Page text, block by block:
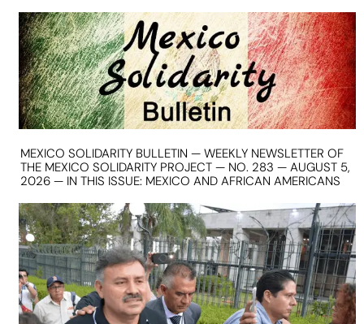
MEXICO SOLIDARITY BULLETIN — WEEKLY NEWSLETTER OF
THE MEXICO SOLIDARITY PROJECT — NO. 283 — AUGUST 5,
2026 — IN THIS ISSUE: MEXICO AND AFRICAN AMERICANS